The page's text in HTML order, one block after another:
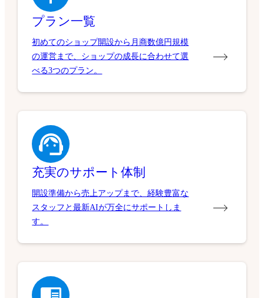
プラン一覧
初めてのショップ開設から月商数億円規模
の運営まで、ショップの成長に合わせて選
べる3つのプラン。
充実のサポート体制
開設準備から売上アップまで、経験豊富な
スタッフと最新AIが万全にサポートしま
す。